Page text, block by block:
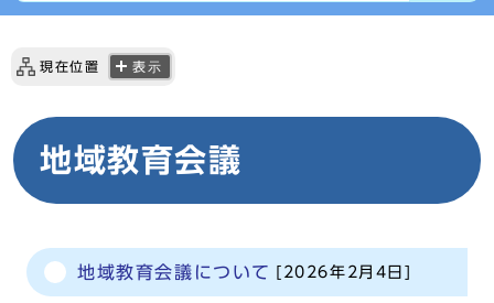
現在位置 表示
地域教育会議
地域教育会議について [2026年2月4日]